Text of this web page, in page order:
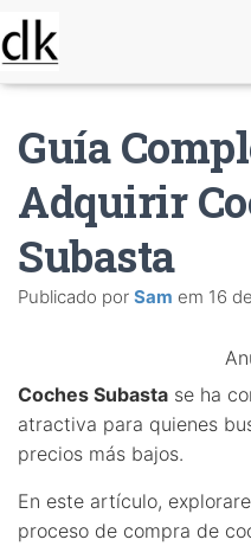
Guía
Adquirir
Subasta
Publicado por Sam em 16
Coches Subasta se ha
atractiva para quienes
precios más bajos.
En este artículo,
proceso de compra de